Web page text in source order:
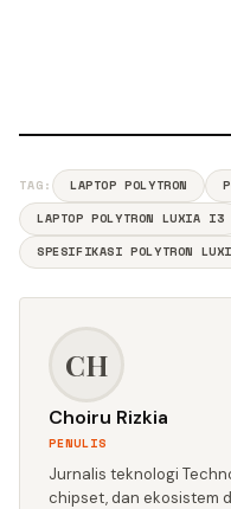
TAG: LAPTOP POLYTRON
LAPTOP POLYTRON LUXIA I3
SPESIFIKASI POLYTRON
CH
Choiru Rizkia
PENULIS
Jurnalis teknologi
chipset, dan ekosistem